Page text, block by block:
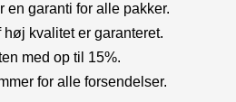
en garanti for alle pakker.
høj kvalitet er garanteret.
med op til 15%.
for alle forsendelser.